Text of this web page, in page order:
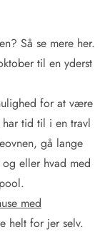
Så se mere her.
til en yderst
for at være
tid til i en travl
gå lange
eller hvad med
med
helt for jer selv.